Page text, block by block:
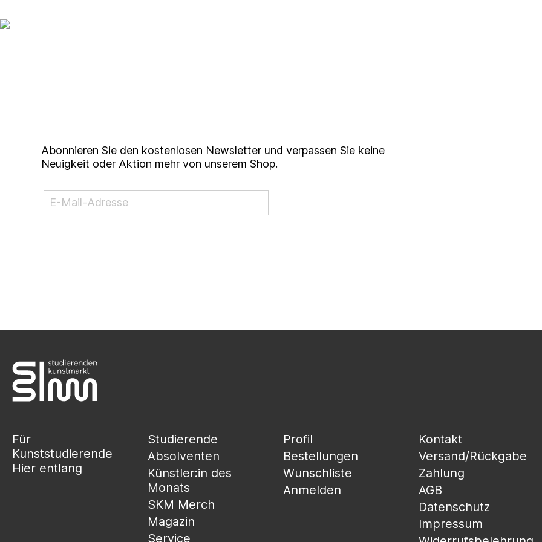
Abonnieren Sie den kostenlosen Newsletter und verpassen Sie keine
Neuigkeit oder Aktion mehr von unserem Shop.
Für
Kunststudierende
Hier entlang
Studierende
Absolventen
Künstler:in des
Monats
SKM Merch
Magazin
Service
Profil
Bestellungen
Wunschliste
Anmelden
Kontakt
Versand/Rückgabe
Zahlung
AGB
Datenschutz
Impressum